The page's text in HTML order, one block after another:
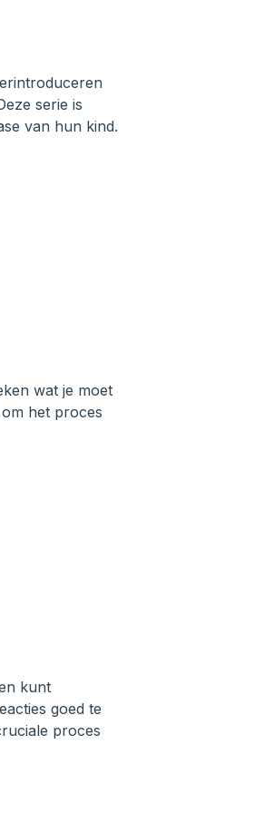
serie is
van hun kind.
wat je moet
het proces
kunt
goed te
proces